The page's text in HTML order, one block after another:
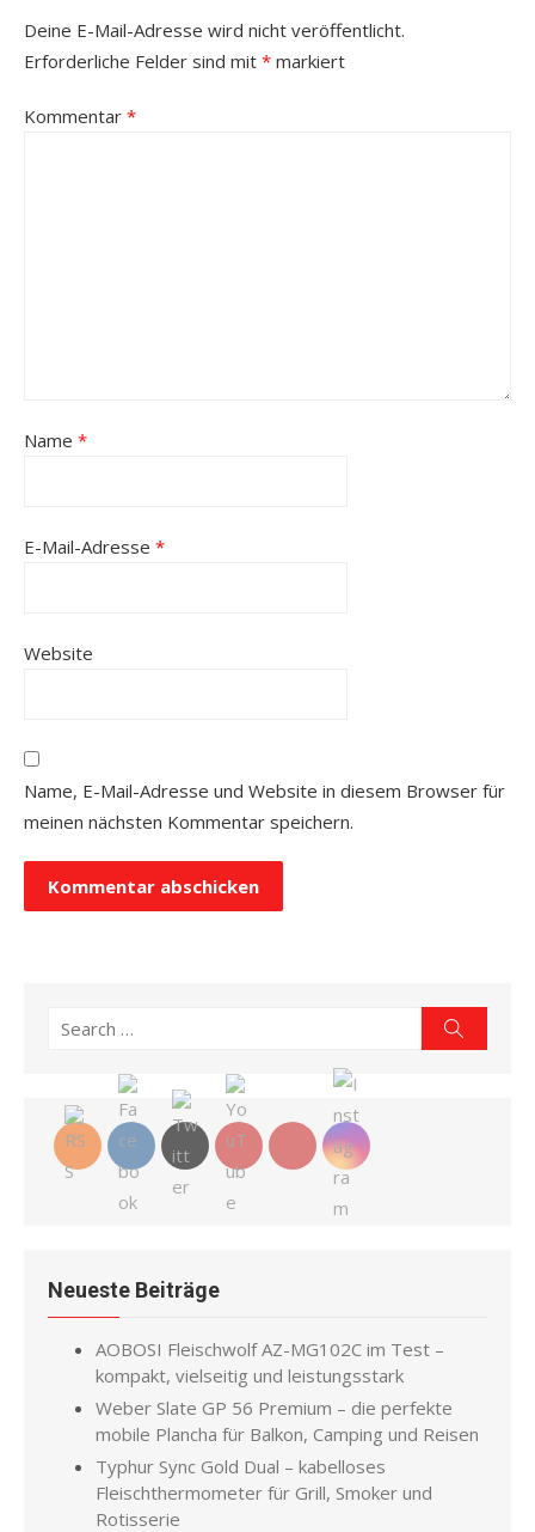
Deine E-Mail-Adresse wird nicht veröffentlicht.
Erforderliche Felder sind mit * markiert
Kommentar *
Name *
E-Mail-Adresse *
Website
Name, E-Mail-Adresse und Website in diesem Browser für
meinen nächsten Kommentar speichern.
Search
Neueste Beiträge
AOBOSI Fleischwolf AZ-MG102C im Test –
kompakt, vielseitig und leistungsstark
Weber Slate GP 56 Premium – die perfekte
mobile Plancha für Balkon, Camping und Reisen
Typhur Sync Gold Dual – kabelloses
Fleischthermometer für Grill, Smoker und
Rotisserie